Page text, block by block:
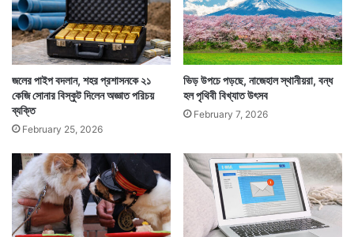
এদিকে সন্তানকে নিয়ে কিছুদিন পর আলাদা হয়ে যান ওই মহিলা।
এখন তিনি একাই সন্তানকে বড় করছেন। আর তাঁর এই
জলের পাইপ বদলান, শহর প্রশাসনকে ২১
কেজি সোনার বিস্কুট দিলেন অজ্ঞাত পরিচয়
ব্যক্তি
February 25, 2026
ভিড় উপচে পড়ছে, নাজেহাল স্থানীয়রা, বন্ধ
হল পৃথিবী বিখ্যাত উৎসব
February 7, 2026